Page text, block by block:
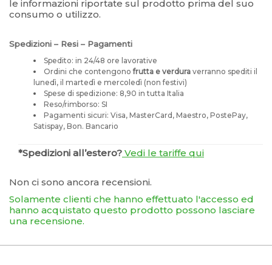
le informazioni riportate sul prodotto prima del suo
consumo o utilizzo.
Spedizioni – Resi – Pagamenti
Spedito: in 24/48 ore lavorative
Ordini che contengonofrutta e verdura verranno spediti il
lunedì, il martedì e mercoledì (non festivi)
Spese di spedizione: 8,90 in tutta Italia
Reso/rimborso: SI
Pagamenti sicuri: Visa, MasterCard, Maestro, PostePay,
Satispay, Bon. Bancario
*Spedizioni all’estero? Vedi le tariffe qui
Non ci sono ancora recensioni.
Solamente clienti che hanno effettuato l'accesso ed
hanno acquistato questo prodotto possono lasciare
una recensione.